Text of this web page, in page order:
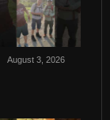
August 3, 2026